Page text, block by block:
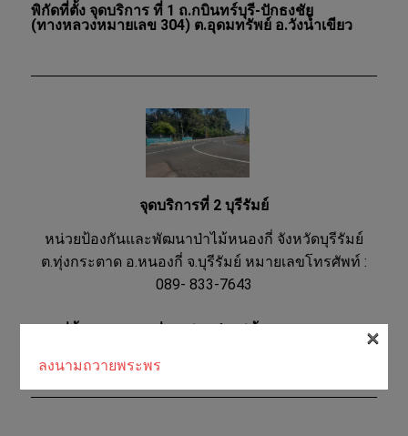
พิกัดที่ตั้ง จุดบริการ ที่ 1 ถ.กบินทร์บุรี-ปักธงชัย
(ทางหลวงหมายเลข 304) ต.อุดมทรัพย์ อ.วังน้ำเขียว
จุดบริการที่ 2 บุรีรัมย์
หน่วยป้องกันและพัฒนาป่าไม้หนองกี่ จังหวัดบุรีรัมย์
ต.ทุ่งกระตาด อ.หนองกี่ จ.บุรีรัมย์ หมายเลขโทรศัพท์ :
089- 833-7643
ลงนามถวายพระพร
×